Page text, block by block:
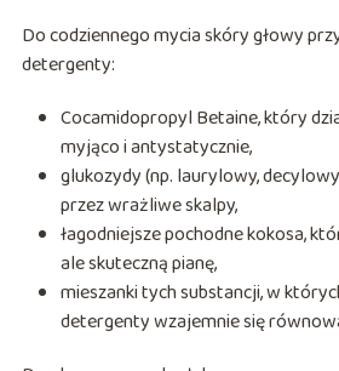
Do codziennego mycia skóry głowy
detergenty:
Cocamidopropyl Betaine, który
myjąco i antystatycznie,
glukozydy (np. laurylowy,
przez wrażliwe skalpy,
łagodniejsze pochodne kokosa,
ale skuteczną pianę,
mieszanki tych substancji, w
detergenty wzajemnie się